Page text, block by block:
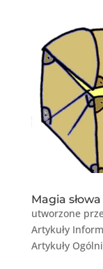
Magia słowa
utworzone
Artykuły
Artykuły